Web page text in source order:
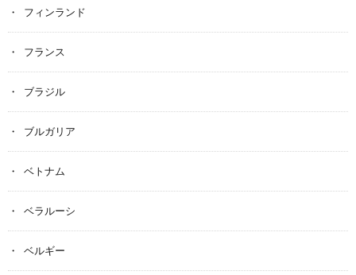
フィンランド
フランス
ブラジル
ブルガリア
ベトナム
ベラルーシ
ベルギー